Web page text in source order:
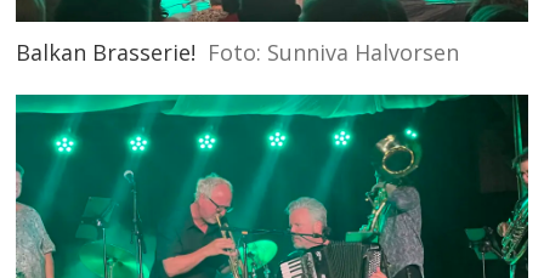
Balkan Brasserie! Foto: Sunniva Halvorsen